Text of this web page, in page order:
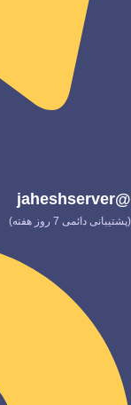
@jaheshserver
(پشتیبانی دائمی 7 روز هفته)